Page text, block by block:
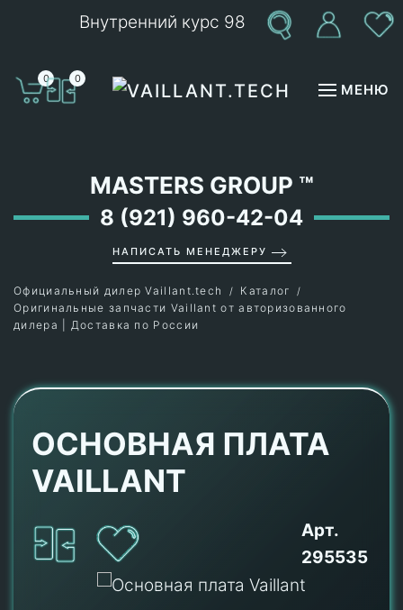
Внутренний курс 98
0 0
МЕНЮ
MASTERS GROUP ™
8 (921) 960-42-04
НАПИСАТЬ МЕНЕДЖЕРУ
Официальный дилер Vaillant.tech
Каталог
Оригинальные запчасти Vaillant от авторизованного
дилера | Доставка по России
ОСНОВНАЯ ПЛАТА
VAILLANT
Арт.
295535